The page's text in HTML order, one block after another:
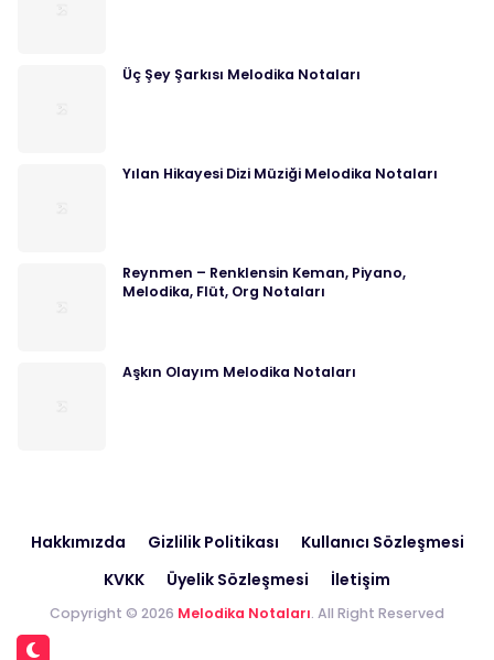
Üç Şey Şarkısı Melodika Notaları
Yılan Hikayesi Dizi Müziği Melodika Notaları
Reynmen – Renklensin Keman, Piyano,
Melodika, Flüt, Org Notaları
Aşkın Olayım Melodika Notaları
Hakkımızda Gizlilik Politikası
Kullanıcı Sözleşmesi
KVKK
Üyelik Sözleşmesi İletişim
Copyright © 2026 Melodika Notaları. All Right Reserved